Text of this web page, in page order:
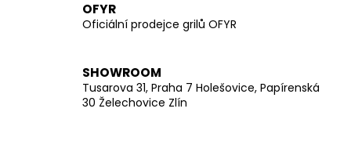
OFYR
Oficiální prodejce grilů OFYR
SHOWROOM
Tusarova 31, Praha 7 Holešovice, Papírenská
30 Želechovice Zlín